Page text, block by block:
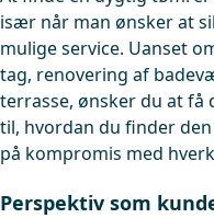
især når man ønsker at
mulige service. Uanset
tag, renovering af
terrasse, ønsker du at få
til, hvordan du finder
på kompromis med
Perspektiv som